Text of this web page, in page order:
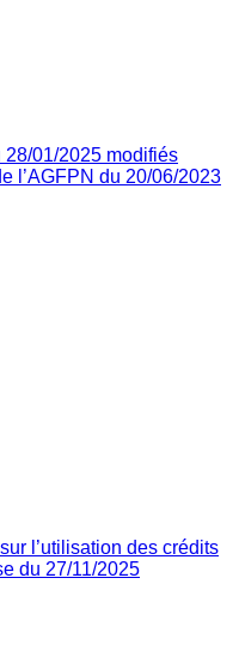
28/01/2025 modifiés
l’AGFPN du 20/06/2023
l’utilisation des crédits
du 27/11/2025